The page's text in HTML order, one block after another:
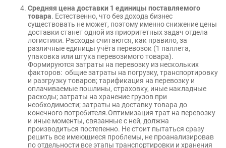
Средняя цена доставки 1 единицы поставляемого
товара. Естественно, что без дохода бизнес
существовать не может, поэтому именно снижение цены
доставки станет одной из приоритетных задач отдела
логистики. Расходы считаются, как правило, за
различные единицы учёта перевозок (1 паллета,
упаковка или штука перевозимого товара).
Формируются затраты на перевозку из нескольких
факторов: общие затраты на погрузку, транспортировку
и разгрузку товаров; тарификация на перевозку и
оплачиваемые пошлины, страховку, иные накладные
расходы; затраты на хранение грузов при
необходимости; затраты на доставку товара до
конечного потребителя.Оптимизация трат на перевозку
и иные моменты, связанные с ней, должна
производиться постепенно. Не стоит пытаться сразу
решить все имеющиеся проблемы, не проанализировав
по отдельности все этапы транспортировки и хранения